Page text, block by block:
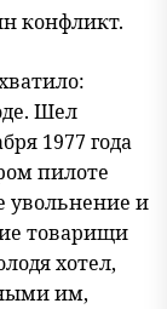
конфликт.
Шел
1977 года
пилоте
увольнение и
товарищи
хотел,
им,